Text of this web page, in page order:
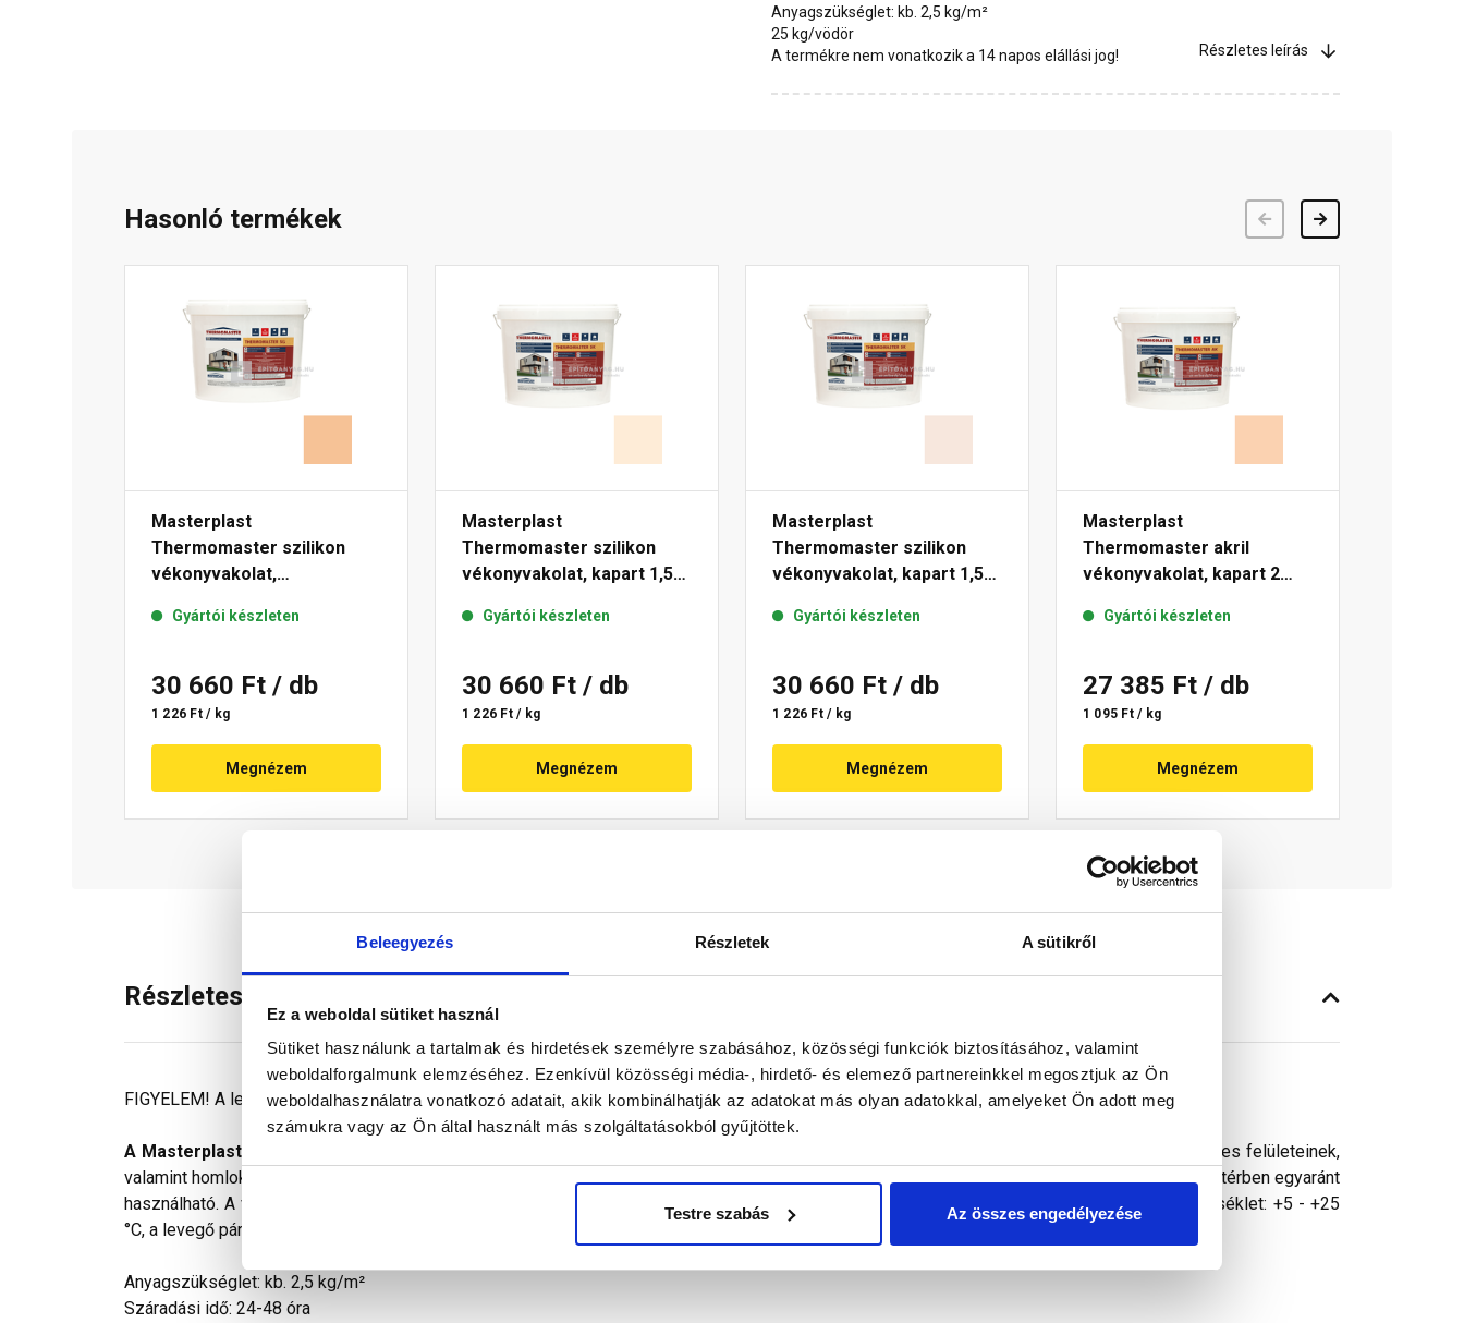
Beleegyezés Részletek A sütikről
Ez a weboldal sütiket használ
Sütiket használunk a tartalmak és hirdetések személyre szabásához, közösségi funkciók biztosításához, valamint
weboldalforgalmunk elemzéséhez. Ezenkívül közösségi média-, hirdető- és elemező partnereinkkel megosztjuk az Ön
weboldalhasználatra vonatkozó adatait, akik kombinálhatják az adatokat más olyan adatokkal, amelyeket Ön adott meg
számukra vagy az Ön által használt más szolgáltatásokból gyűjtöttek.
Testre szabás Az összes engedélyezése
Anyagszükséglet: kb. 2,5 kg/m²
25 kg/vödör
A termékre nem vonatkozik a 14 napos elállási jog!
Részletes leírás
Hasonló termékek
Masterplast
Thermomaster szilikon
vékonyvakolat,
C 25 kg
Gyártói készleten
30 660 Ft / db
1 226 Ft / kg
Megnézem
Masterplast
Thermomaster szilikon
vékonyvakolat, kapart 1,5
Gyártói készleten
30 660 Ft / db
1 226 Ft / kg
Megnézem
Masterplast
Thermomaster szilikon
vékonyvakolat, kapart 1,5
Gyártói készleten
30 660 Ft / db
1 226 Ft / kg
Megnézem
Masterplast
Thermomaster akril
vékonyvakolat, kapart 2
Gyártói készleten
27 385 Ft / db
1 095 Ft / kg
Megnézem
Részletes leírás
FIGYELEM! A leírás végén fontos információkat talál a termékkel kapcsolatban. Kérjük, figyelmesen olvassa el!
A Masterplast Thermomaster akril vékonyvakolat
finoman megmunkált homlokzatok lábazati sík feletti, vízszigeteléssel védett, függőleges felületeinek,
valamint homlokzati hőszigetelő rendszerek időjárásálló fedőrétege. Gördülőszemcsés, dörzsölt hatású, 2 mm szemcsenagysággal, bel- és kültérben egyaránt
használható. A vékonyvakolat felhordása előtt a felületet Masterplast Thermomaster univerzális alapozóval kell kezelni. Felhasználási hőmérséklet: +5 - +25
°C, a levegő páratartalma max. 80% lehet. A felületet száradása alatt erős, közvetlen napsütés, huzat és nedvesség nem érheti.
Anyagszükséglet: kb. 2,5 kg/m²
Száradási idő: 24-48 óra